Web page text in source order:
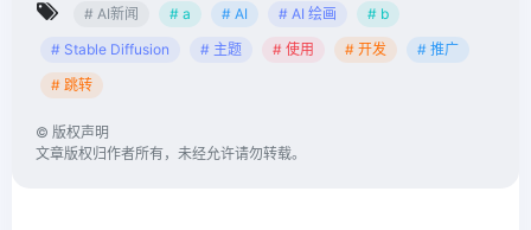
# AI新闻 # a # AI # AI 绘画
# b
# Stable Diffusion
# 主题 # 使用 # 开发
# 推广
# 跳转
© 版权声明
文章版权归作者所有，未经允许请勿转载。